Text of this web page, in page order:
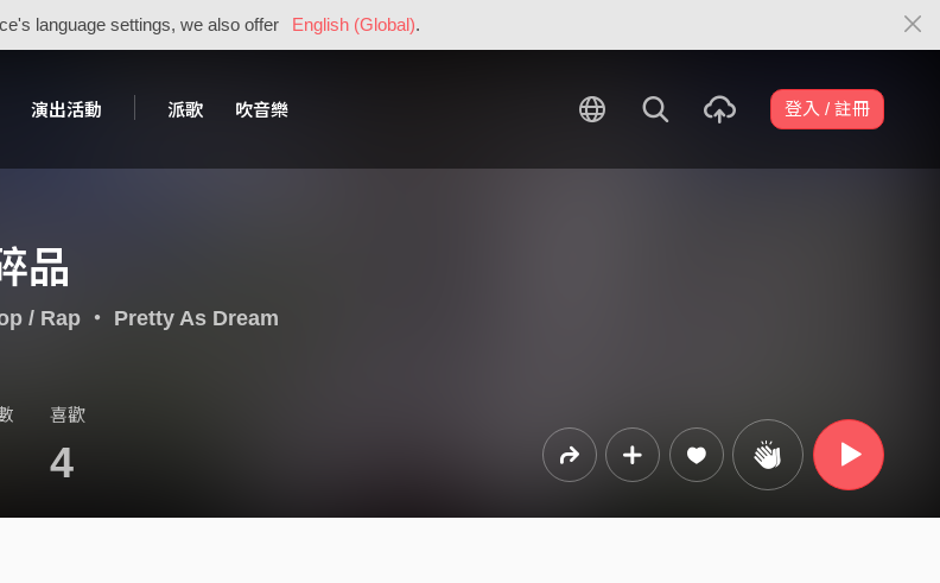
language settings, we also offer English (Global).
演出活動 派歌 吹音樂 登入 / 註冊
品
/ Rap・ Pretty As Dream
喜歡
4